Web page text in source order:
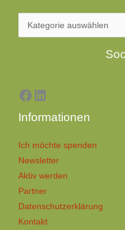
Facebook
LinkedIn
Informationen
Ich möchte spenden
Newsletter
Aktiv werden
Partner
Datenschutzerklärung
Kontakt